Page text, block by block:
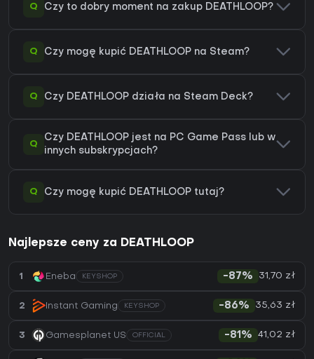
Q Czy to dobry moment na zakup DEATHLOOP?
Q Czy mogę kupić DEATHLOOP na Steam?
Q Czy DEATHLOOP działa na Steam Deck?
Q
Czy DEATHLOOP jest na PC Game Pass lub w
innych subskrypcjach?
Q Czy mogę kupić DEATHLOOP tutaj?
Najlepsze ceny za DEATHLOOP
1 Eneba KEYSHOP -87% 31,70 zł
2 Instant Gaming KEYSHOP -86% 35,63 zł
3 Gamesplanet US OFFICIAL -81% 41,02 zł